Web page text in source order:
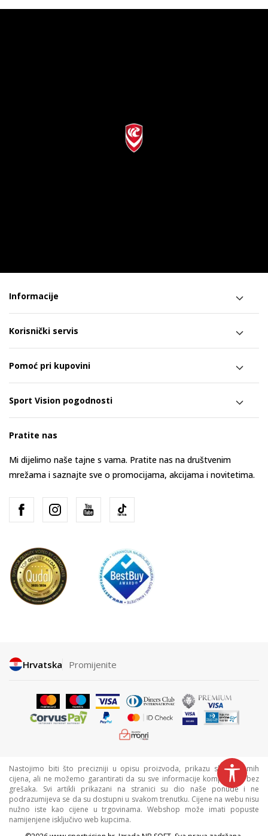
Informacije
Korisnički servis
Pomoć pri kupovini
Sport Vision pogodnosti
Pratite nas
Mi dijelimo naše tajne s vama. Pratite nas na društvenim
mrežama i saznajte sve o promocijama, akcijama i novitetima.
Hrvatska Promijenite
Nastojimo biti što precizniji u opisu proizvoda, prikazu slika i samih
cijena, ali ne možemo garantirati da su sve informacije kompletne i bez
grešaka. Svi artikli prikazani na stranici su dio naše ponude i ne
podrazumijeva se da su dostupni u svakom trenutku. Cijene na webu nisu
nužno iste kao cijene u trgovinama. Webshop može imati popuste
namijenjene isključivo web kupcima.